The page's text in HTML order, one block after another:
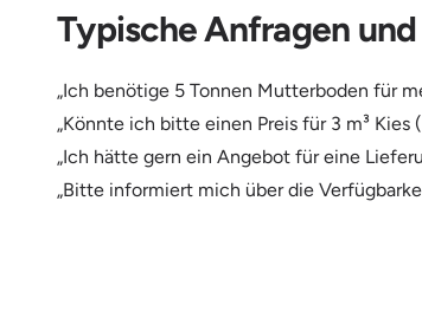
Typische Anfragen
„Ich benötige 5 Tonnen Mutterboden für
„Könnte ich bitte einen Preis für 3 m³
„Ich hätte gern ein Angebot für eine
„Bitte informiert mich über die